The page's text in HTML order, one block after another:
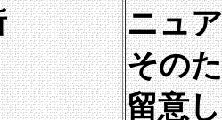
ニュ
その
留意